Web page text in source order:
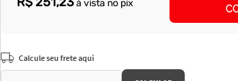
à vista no pix